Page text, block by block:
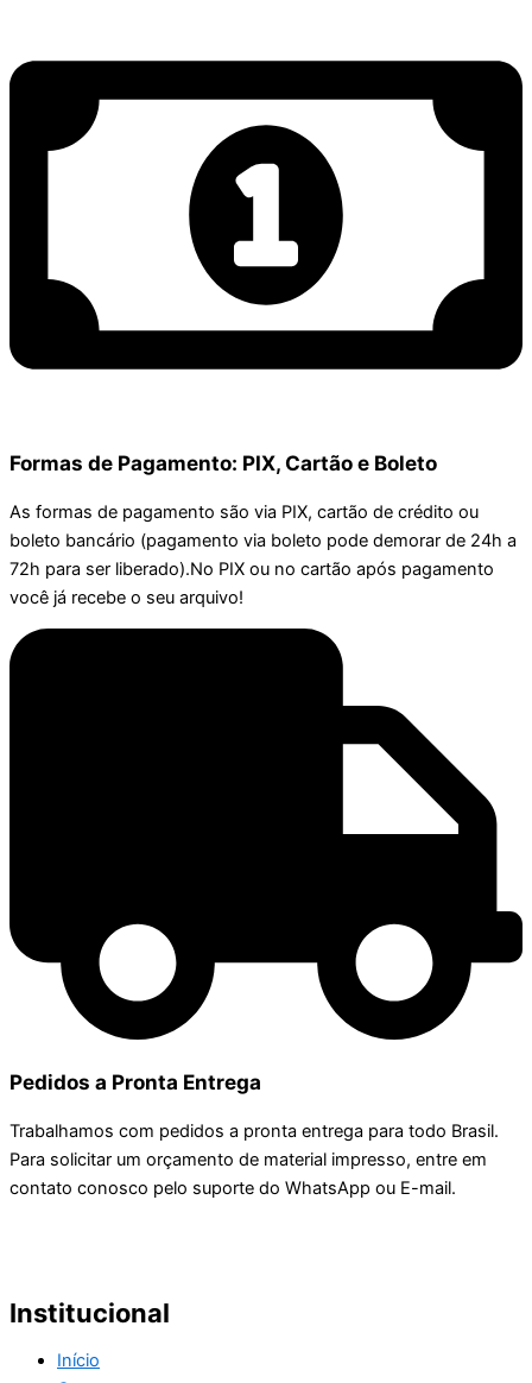
Formas de Pagamento: PIX, Cartão e Boleto
As formas de pagamento são via PIX, cartão de crédito ou
boleto bancário (pagamento via boleto pode demorar de 24h a
72h para ser liberado).No PIX ou no cartão após pagamento
você já recebe o seu arquivo!
Pedidos a Pronta Entrega
Trabalhamos com pedidos a pronta entrega para todo Brasil.
Para solicitar um orçamento de material impresso, entre em
contato conosco pelo suporte do WhatsApp ou E-mail.
Institucional
Início